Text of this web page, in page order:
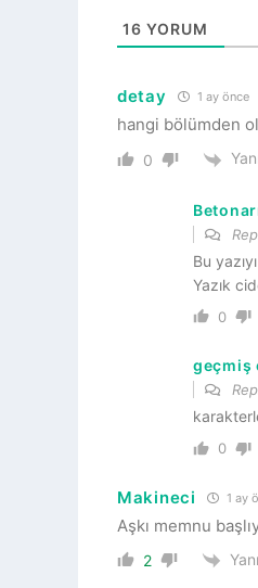
16 YORUM
detay 1 ay önce
hangi bölümden
0
Bu
Yazık
0
geçmiş
0
Makineci 1 ay
Aşkı memnu
2